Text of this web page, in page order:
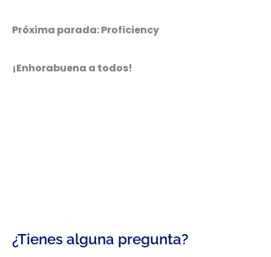
Próxima parada: Proficiency
¡Enhorabuena a todos!
¿Tienes alguna pregunta?